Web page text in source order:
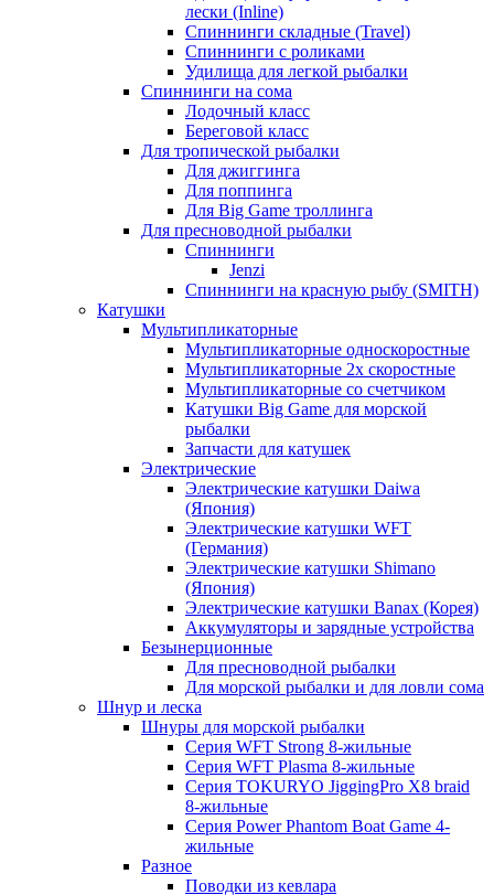
лески (Inline)
Спиннинги складные (Travel)
Спиннинги с роликами
Удилища для легкой рыбалки
Спиннинги на сома
Лодочный класс
Береговой класс
Для тропической рыбалки
Для джиггинга
Для поппинга
Для Big Game троллинга
Для пресноводной рыбалки
Спиннинги
Jenzi
Спиннинги на красную рыбу (SMITH)
Катушки
Мультипликаторные
Мультипликаторные односкоростные
Мультипликаторные 2х скоростные
Мультипликаторные со счетчиком
Катушки Big Game для морской
рыбалки
Запчасти для катушек
Электрические
Электрические катушки Daiwa
(Япония)
Электрические катушки WFT
(Германия)
Электрические катушки Shimano
(Япония)
Электрические катушки Banax (Корея)
Аккумуляторы и зарядные устройства
Безынерционные
Для пресноводной рыбалки
Для морской рыбалки и для ловли сома
Шнур и леска
Шнуры для морской рыбалки
Серия WFT Strong 8-жильные
Серия WFT Plasma 8-жильные
Серия TOKURYO JiggingPro X8 braid
8-жильные
Серия Power Phantom Boat Game 4-
жильные
Разное
Поводки из кевлара